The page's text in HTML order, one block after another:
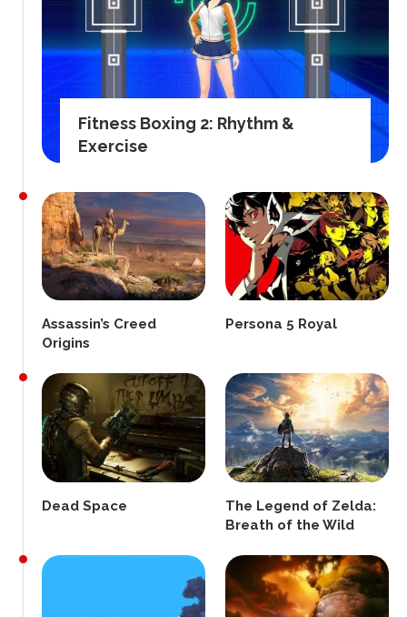
Fitness Boxing 2: Rhythm &
Exercise
Assassin’s Creed
Origins
Persona 5 Royal
Dead Space
The Legend of Zelda:
Breath of the Wild